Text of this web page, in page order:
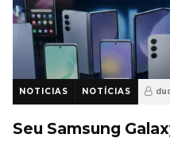
NOTICIAS NOTÍCIAS
Seu Samsung